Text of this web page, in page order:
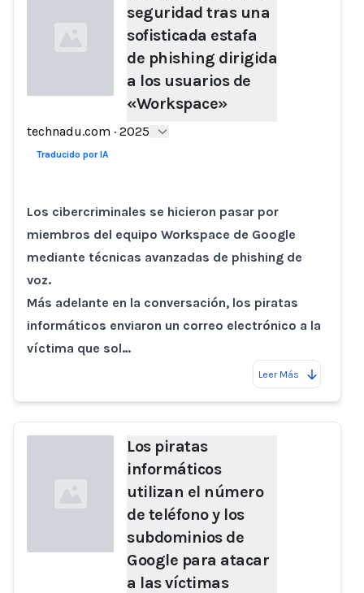
Loading...
seguridad tras una
sofisticada estafa
de phishing dirigida
a los usuarios de
«Workspace»
technadu.com · 2025
Traducido por IA
Los cibercriminales se hicieron pasar por
miembros del equipo Workspace de Google
mediante técnicas avanzadas de phishing de
voz.
Más adelante en la conversación, los piratas
informáticos enviaron un correo electrónico a la
víctima que sol…
Leer Más
Los piratas
informáticos
utilizan el número
de teléfono y los
subdominios de
Google para atacar
a las víctimas